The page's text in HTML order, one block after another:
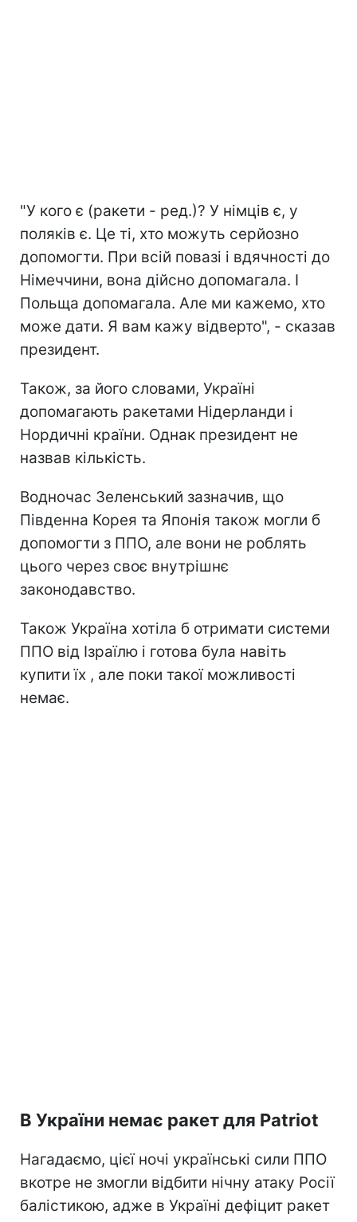
"У кого є (ракети - ред.)? У німців є, у
поляків є. Це ті, хто можуть серйозно
допомогти. При всій повазі і вдячності до
Німеччини, вона дійсно допомагала. І
Польща допомагала. Але ми кажемо, хто
може дати. Я вам кажу відверто", - сказав
президент.
Також, за його словами, Україні
допомагають ракетами Нідерланди і
Нордичні країни. Однак президент не
назвав кількість.
Водночас Зеленський зазначив, що
Південна Корея та Японія також могли б
допомогти з ППО, але вони не роблять
цього через своє внутрішнє
законодавство.
Також Україна хотіла б отримати системи
ППО від Ізраїлю і готова була навіть
купити їх , але поки такої можливості
немає.
В України немає ракет для Patriot
Нагадаємо, цієї ночі українські сили ППО
вкотре не змогли відбити нічну атаку Росії
балістикою, адже в Україні дефіцит ракет